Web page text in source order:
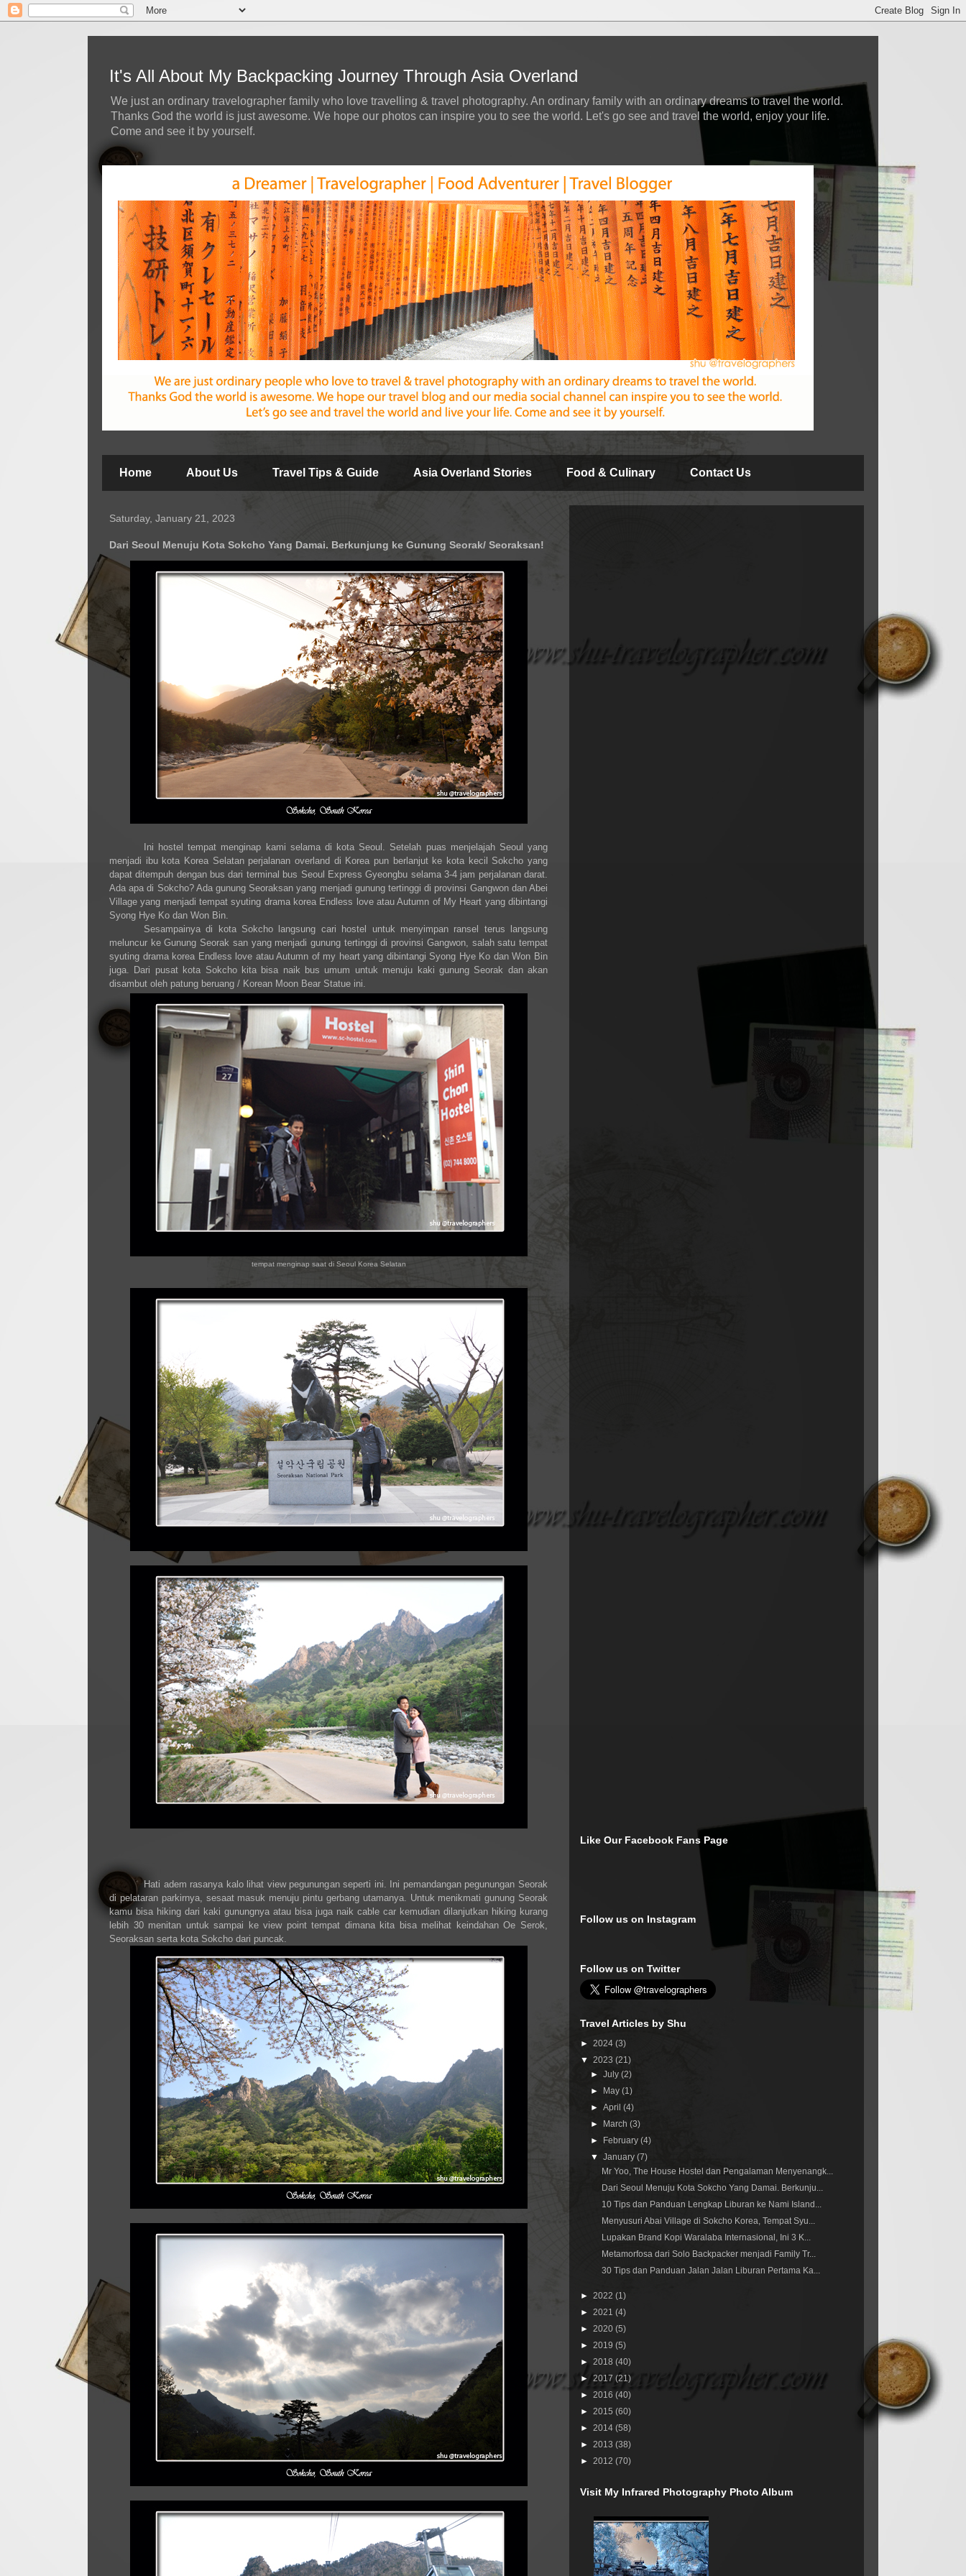
It's All About My Backpacking Journey Through Asia Overland
We just an ordinary travelographer family who love travelling & travel photography. An ordinary family with an ordinary dreams to travel the world.
Thanks God the world is just awesome. We hope our photos can inspire you to see the world. Let's go see and travel the world, enjoy your life.
Come and see it by yourself.
Home About Us Travel Tips & Guide Asia Overland Stories Food & Culinary Contact Us
Saturday, January 21, 2023
Dari Seoul Menuju Kota Sokcho Yang Damai. Berkunjung ke Gunung Seorak/ Seoraksan!
Ini hostel tempat menginap kami selama di kota Seoul. Setelah puas menjelajah Seoul yang
menjadi ibu kota Korea Selatan perjalanan overland di Korea pun berlanjut ke kota kecil Sokcho yang
dapat ditempuh dengan bus dari terminal bus Seoul Express Gyeongbu selama 3-4 jam perjalanan darat.
Ada apa di Sokcho? Ada gunung Seoraksan yang menjadi gunung tertinggi di provinsi Gangwon dan Abei
Village yang menjadi tempat syuting drama korea Endless love atau Autumn of My Heart yang dibintangi
Syong Hye Ko dan Won Bin.
Sesampainya di kota Sokcho langsung cari hostel untuk menyimpan ransel terus langsung
meluncur ke Gunung Seorak san yang menjadi gunung tertinggi di provinsi Gangwon, salah satu tempat
syuting drama korea Endless love atau Autumn of my heart yang dibintangi Syong Hye Ko dan Won Bin
juga. Dari pusat kota Sokcho kita bisa naik bus umum untuk menuju kaki gunung Seorak dan akan
disambut oleh patung beruang / Korean Moon Bear Statue ini.
tempat menginap saat di Seoul Korea Selatan
Hati adem rasanya kalo lihat view pegunungan seperti ini. Ini pemandangan pegunungan Seorak
di pelataran parkirnya, sesaat masuk menuju pintu gerbang utamanya. Untuk menikmati gunung Seorak
kamu bisa hiking dari kaki gunungnya atau bisa juga naik cable car kemudian dilanjutkan hiking kurang
lebih 30 menitan untuk sampai ke view point tempat dimana kita bisa melihat keindahan Oe Serok,
Seoraksan serta kota Sokcho dari puncak.
Like Our Facebook Fans Page
Follow us on Instagram
Follow us on Twitter
Travel Articles by Shu
► 2024 (3)
▼ 2023 (21)
►July(2)
►
May(1)
►April(4)
►
March(3)
►
February(4)
▼January(7)
Mr Yoo, The House Hostel dan Pengalaman Menyenangk...
Dari Seoul Menuju Kota Sokcho Yang Damai. Berkunju...
10 Tips dan Panduan Lengkap Liburan ke Nami Island...
Menyusuri Abai Village di Sokcho Korea, Tempat Syu...
Lupakan Brand Kopi Waralaba Internasional, Ini 3 K...
Metamorfosa dari Solo Backpacker menjadi Family Tr...
30 Tips dan Panduan Jalan Jalan Liburan Pertama Ka...
► 2022 (1)
► 2021 (4)
► 2020 (5)
► 2019 (5)
► 2018 (40)
► 2017 (21)
► 2016 (40)
► 2015 (60)
► 2014 (58)
► 2013 (38)
► 2012 (70)
Visit My Infrared Photography Photo Album